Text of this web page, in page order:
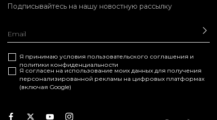
Подписывайтесь на нашу новостную рассылку
Я принимаю условия пользовательского соглашения и
политики конфиденциальности
Я согласен на использование моих данных для получения
персонализированной рекламы на цифровых платформах
(включая Google)
Facebook
TwitterYoutubeInstagram